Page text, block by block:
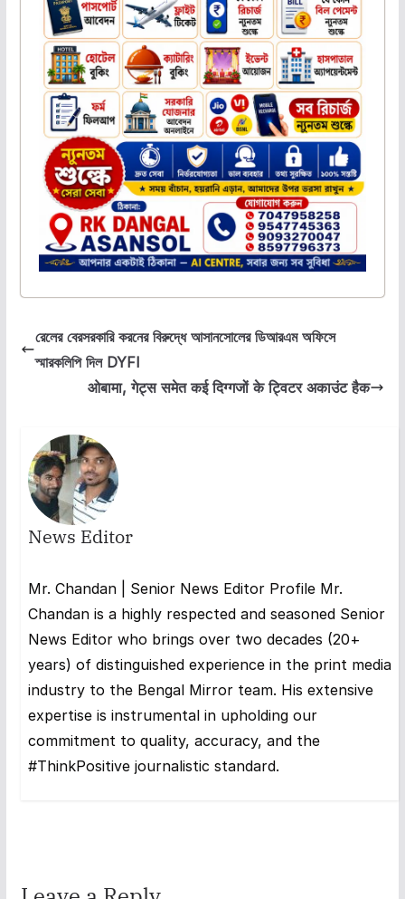
রেলের বেরসরকারি করনের বিরুদ্ধে আসানসোলের ডিআরএম অফিসে
স্মারকলিপি দিল DYFI
ओबामा, गेट्स समेत कई दिग्गजों के ट्विटर अकाउंट हैक
News Editor
Mr. Chandan | Senior News Editor Profile Mr.
Chandan is a highly respected and seasoned Senior
News Editor who brings over two decades (20+
years) of distinguished experience in the print media
industry to the Bengal Mirror team. His extensive
expertise is instrumental in upholding our
commitment to quality, accuracy, and the
#ThinkPositive journalistic standard.